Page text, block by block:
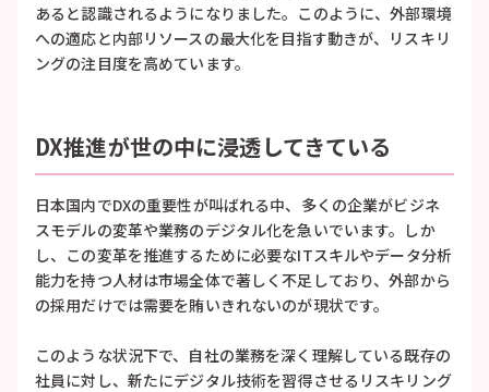
あると認識されるようになりました。このように、外部環境
への適応と内部リソースの最大化を目指す動きが、リスキリ
ングの注目度を高めています。
DX推進が世の中に浸透してきている
日本国内でDXの重要性が叫ばれる中、多くの企業がビジネ
スモデルの変革や業務のデジタル化を急いでいます。しか
し、この変革を推進するために必要なITスキルやデータ分析
能力を持つ人材は市場全体で著しく不足しており、外部から
の採用だけでは需要を賄いきれないのが現状です。
このような状況下で、自社の業務を深く理解している既存の
社員に対し、新たにデジタル技術を習得させるリスキリング